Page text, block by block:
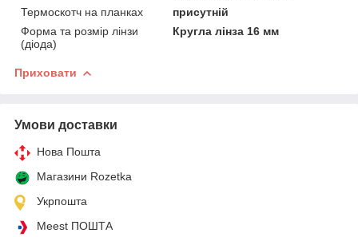
Термоскотч на планках
присутній
Форма та розмір лінзи
(діода)
Кругла лінза 16 мм
Приховати
Умови доставки
Нова Пошта
Магазини Rozetka
Укрпошта
Meest ПОШТА